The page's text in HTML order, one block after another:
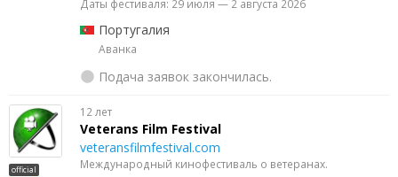
Даты фестиваля: 29 июля — 2 августа 2026
Португалия
Аванка
Подача заявок закончилась.
official
12 лет
Veterans Film Festival
veteransfilmfestival.com
Международный кинофестиваль о ветеранах.